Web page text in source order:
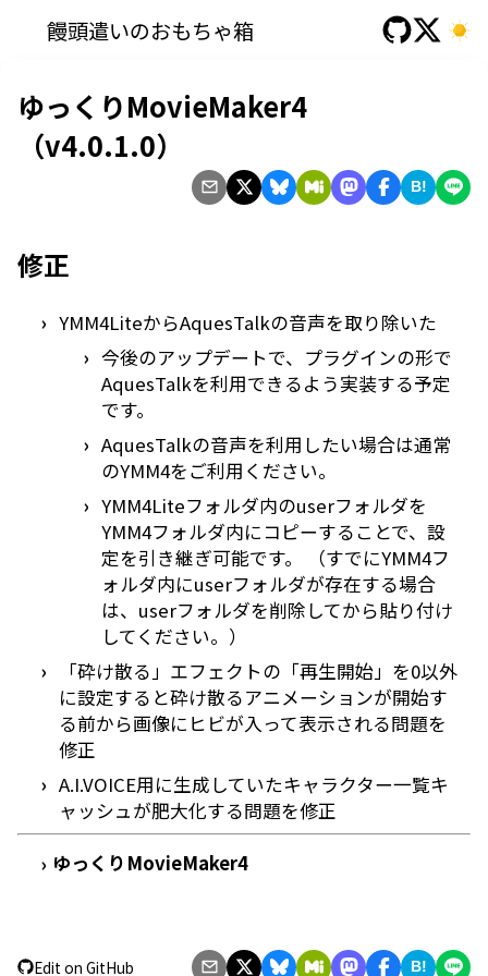
饅頭遣いのおもちゃ箱
ゆっくりMovieMaker4
（v4.0.1.0）
B!
修正
YMM4LiteからAquesTalkの音声を取り除いた
今後のアップデートで、プラグインの形で
AquesTalkを利用できるよう実装する予定
です。
AquesTalkの音声を利用したい場合は通常
のYMM4をご利用ください。
YMM4Liteフォルダ内のuserフォルダを
YMM4フォルダ内にコピーすることで、設
定を引き継ぎ可能です。 （すでにYMM4フ
ォルダ内にuserフォルダが存在する場合
は、userフォルダを削除してから貼り付け
してください。）
「砕け散る」エフェクトの「再生開始」を0以外
に設定すると砕け散るアニメーションが開始す
る前から画像にヒビが入って表示される問題を
修正
A.I.VOICE用に生成していたキャラクター一覧キ
ャッシュが肥大化する問題を修正
› ゆっくりMovieMaker4
Edit on GitHub B!